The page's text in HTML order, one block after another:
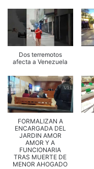
Dos terremotos
afecta a Venezuela
FORMALIZAN A
ENCARGADA DEL
JARDIN AMOR
AMOR Y A
FUNCIONARIA
TRAS MUERTE DE
MENOR AHOGADO